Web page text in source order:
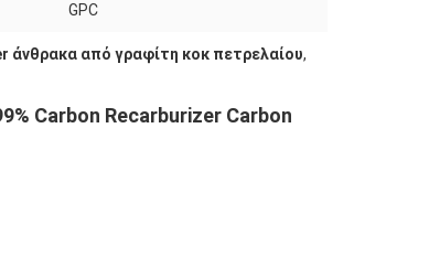
GPC
άνθρακα από γραφίτη κοκ πετρελαίου,
Carbon Recarburizer Carbon